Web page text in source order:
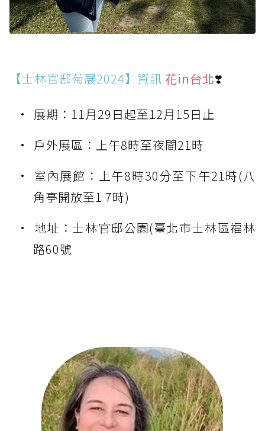
【士林官邸菊展2024】資訊 花in台北❣️
展期：11月29日起至12月15日止
戶外展區：上午8時至夜間21時
室內展館：上午8時30分至下午21時(八
角亭開放至1 7時)
地址：士林官邸公園(臺北市士林區福林
路60號